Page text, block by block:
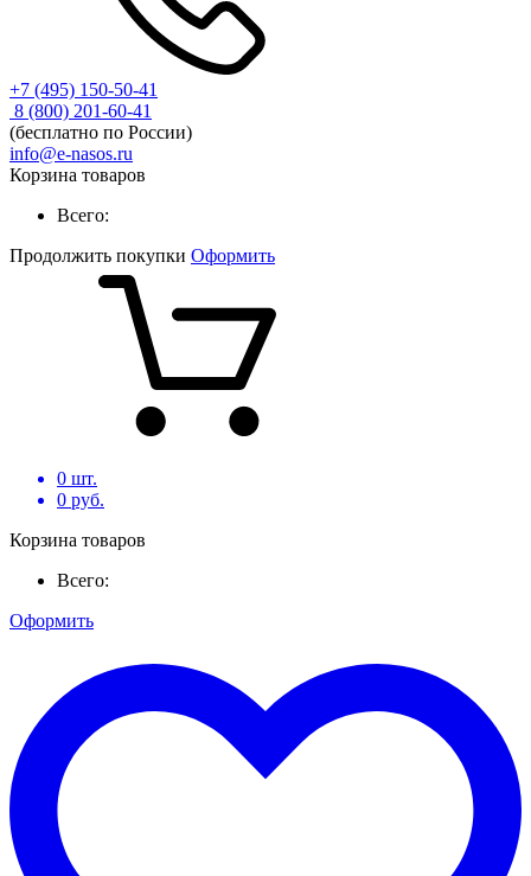
+7 (495) 150-50-41
8 (800) 201-60-41
(бесплатно по России)
info@e-nasos.ru
Корзина товаров
Всего:
Продолжить покупки Оформить
0 шт.
0 руб.
Корзина товаров
Всего:
Оформить